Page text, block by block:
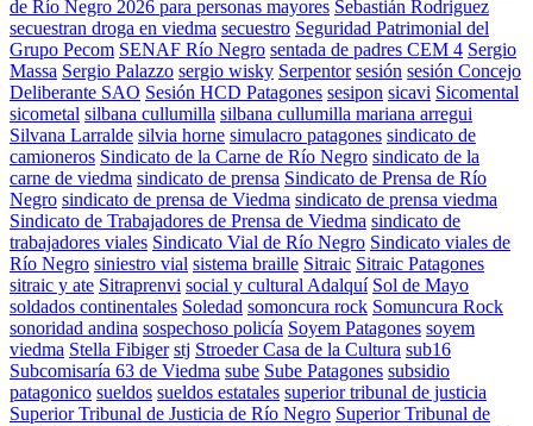
de Río Negro 2026 para personas mayores Sebastián Rodriguez
secuestran droga en viedma secuestro Seguridad Patrimonial del
Grupo Pecom SENAF Río Negro sentada de padres CEM 4 Sergio
Massa Sergio Palazzo sergio wisky Serpentor sesión sesión Concejo
Deliberante SAO Sesión HCD Patagones sesipon sicavi Sicomental
sicometal silbana cullumilla silbana cullumilla mariana arregui
Silvana Larralde silvia horne simulacro patagones sindicato de
camioneros Sindicato de la Carne de Río Negro sindicato de la
carne de viedma sindicato de prensa Sindicato de Prensa de Río
Negro sindicato de prensa de Viedma sindicato de prensa viedma
Sindicato de Trabajadores de Prensa de Viedma sindicato de
trabajadores viales Sindicato Vial de Río Negro Sindicato viales de
Río Negro siniestro vial sistema braille Sitraic Sitraic Patagones
sitraic y ate Sitraprenvi social y cultural Adalquí Sol de Mayo
soldados continentales Soledad somoncura rock Somuncura Rock
sonoridad andina sospechoso policía Soyem Patagones soyem
viedma Stella Fibiger stj Stroeder Casa de la Cultura sub16
Subcomisaría 63 de Viedma sube Sube Patagones subsidio
patagonico sueldos sueldos estatales superior tribunal de justicia
Superior Tribunal de Justicia de Río Negro Superior Tribunal de